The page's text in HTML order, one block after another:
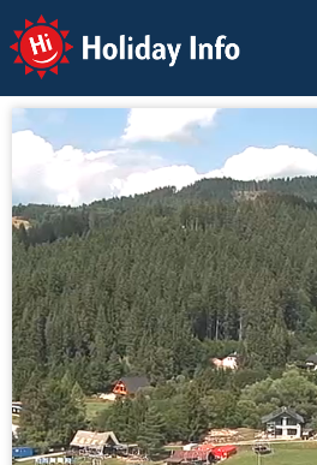
Holiday Info